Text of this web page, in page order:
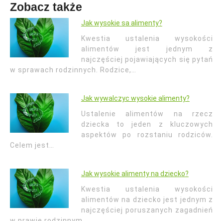
Zobacz także
Jak wysokie sa alimenty?
Kwestia ustalenia wysokości
alimentów jest jednym z
najczęściej pojawiających się pytań
w sprawach rodzinnych. Rodzice,…
Jak wywalczyc wysokie alimenty?
Ustalenie alimentów na rzecz
dziecka to jeden z kluczowych
aspektów po rozstaniu rodziców.
Celem jest…
Jak wysokie alimenty na dziecko?
Kwestia ustalenia wysokości
alimentów na dziecko jest jednym z
najczęściej poruszanych zagadnień